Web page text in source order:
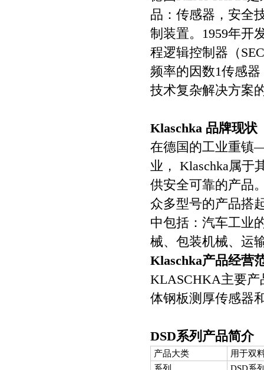
品：传感器，安全
制装置。 1959年开
程逻辑控制器（
频率的因数1传感器
技术复杂解决方案
Klaschka 品牌现状
在德国的工业重镇
业，
Klaschka属于
供安全可靠的产品
众多型号的产品搭
中包括：汽车工业
械、包装机械、运
Klaschka产品经营
KLASCHKA主要产
体钢板测厚传感器
DSD系列产品简介
产品大类
用于双